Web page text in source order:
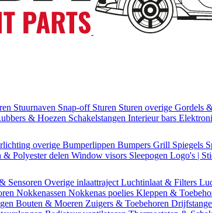
Stuurnaven Snap-off Sturen Sturen overige Gordels
& Hoezen Schakelstangen Interieur bars
overige Bumperlippen Bumpers Grill Spiegels
& Polyester delen Window visors Sleepogen Logo's |
Sensoren Overige inlaattraject Luchtinlaat & Filters
Nokkenassen Nokkenas poelies Kleppen &
Bouten & Moeren Zuigers & Toebehoren